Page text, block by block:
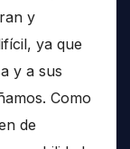
y
ya que
y a sus
Como
de